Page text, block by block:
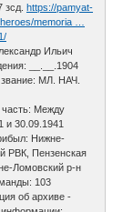
зсд.https://pamyat-
memoria …
Ильич
__.__.1904
звание: МЛ. НАЧ.
Между
и 30.09.1941
Нижне-
РВК, Пензенская
Ломовский р-н
103
об архиве -